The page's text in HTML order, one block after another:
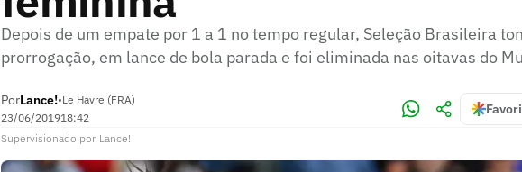
Depois de um empate por 1 a 1 no tempo regular, Seleção Brasileira
prorrogação, em lance de bola parada e foi eliminada nas oitavas do
PorLance!•Le Havre (FRA)
23/06/201918:42
Supervisionado por Lance!